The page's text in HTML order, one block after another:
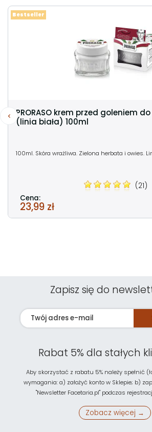
PRORASO krem przed goleniem
(linia biała) 100ml
100ml. Skóra wrażliwa. Zielona herbata i owies.
(21)
Cena:
23,99 zł
Bestseller
Zapisz się do
Rabat 5% dla stałych
Aby skorzystać z rabatu 5% należy spełnić
wymagania: a) założyć konto w Sklepie; b)
"Newsletter Facetaria.pl" podczas
Zobacz więcej →